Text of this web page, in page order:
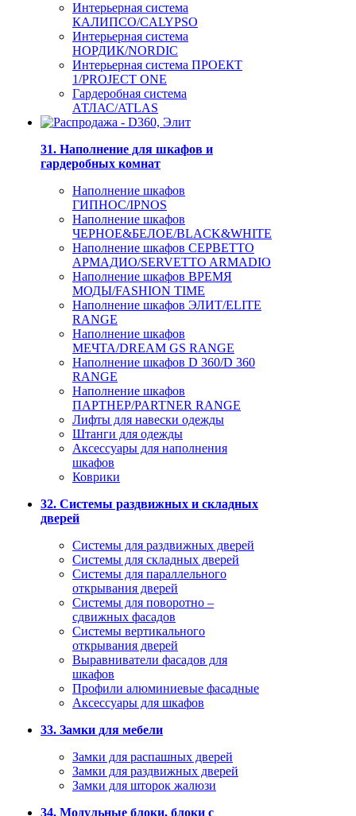
Интерьерная система
КАЛИПСО/CALYPSO
Интерьерная система
НОРДИК/NORDIC
Интерьерная система ПРОЕКТ
1/PROJECT ONE
Гардеробная система
АТЛАС/ATLAS
31. Наполнение для шкафов и
гардеробных комнат
Наполнение шкафов
ГИПНОС/IPNOS
Наполнение шкафов
ЧЕРНОЕ&БЕЛОЕ/BLACK&WHITE
Наполнение шкафов СЕРВЕТТО
АРМАДИО/SERVETTO ARMADIO
Наполнение шкафов ВРЕМЯ
МОДЫ/FASHION TIME
Наполнение шкафов ЭЛИТ/ELITE
RANGE
Наполнение шкафов
МЕЧТА/DREAM GS RANGE
Наполнение шкафов D 360/D 360
RANGE
Наполнение шкафов
ПАРТНЕР/PARTNER RANGE
Лифты для навески одежды
Штанги для одежды
Аксессуары для наполнения
шкафов
Коврики
32. Системы раздвижных и складных
дверей
Системы для раздвижных дверей
Системы для складных дверей
Системы для параллельного
открывания дверей
Системы для поворотно –
сдвижных фасадов
Системы вертикального
открывания дверей
Выравниватели фасадов для
шкафов
Профили алюминиевые фасадные
Аксессуары для шкафов
33. Замки для мебели
Замки для распашных дверей
Замки для раздвижных дверей
Замки для шторок жалюзи
34. Модульные блоки, блоки с